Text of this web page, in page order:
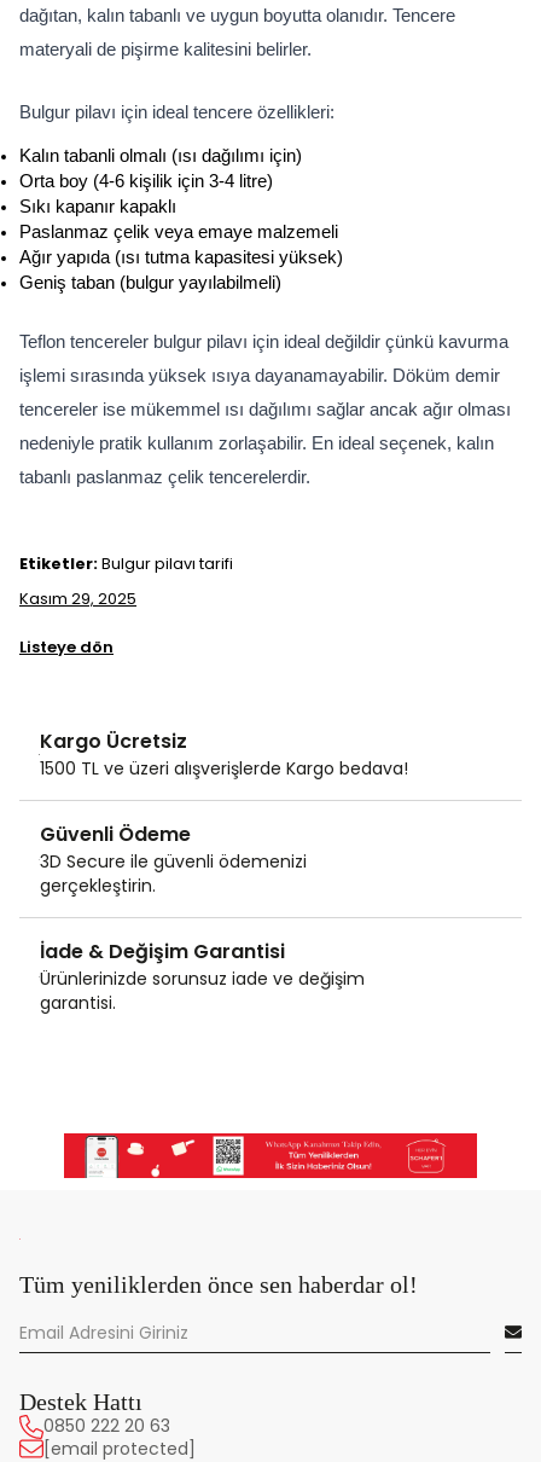
dağıtan, kalın tabanlı ve uygun boyutta olanıdır. Tencere
materyali de pişirme kalitesini belirler.
Bulgur pilavı için ideal tencere özellikleri:
Kalın tabanli olmalı (ısı dağılımı için)
Orta boy (4-6 kişilik için 3-4 litre)
Sıkı kapanır kapaklı
Paslanmaz çelik veya emaye malzemeli
Ağır yapıda (ısı tutma kapasitesi yüksek)
Geniş taban (bulgur yayılabilmeli)
Teflon tencereler bulgur pilavı için ideal değildir çünkü kavurma
işlemi sırasında yüksek ısıya dayanamayabilir. Döküm demir
tencereler ise mükemmel ısı dağılımı sağlar ancak ağır olması
nedeniyle pratik kullanım zorlaşabilir. En ideal seçenek, kalın
tabanlı paslanmaz çelik tencerelerdir.
Etiketler:Bulgur pilavı tarifi
Kasım 29, 2025
Listeye dön
Kargo Ücretsiz
1500 TL ve üzeri alışverişlerde Kargo bedava!
Güvenli Ödeme
3D Secure ile güvenli ödemenizi
gerçekleştirin.
İade & Değişim Garantisi
Ürünlerinizde sorunsuz iade ve değişim
garantisi.
Tüm yeniliklerden önce sen haberdar ol!
Destek Hattı
0850 222 20 63
[email protected]